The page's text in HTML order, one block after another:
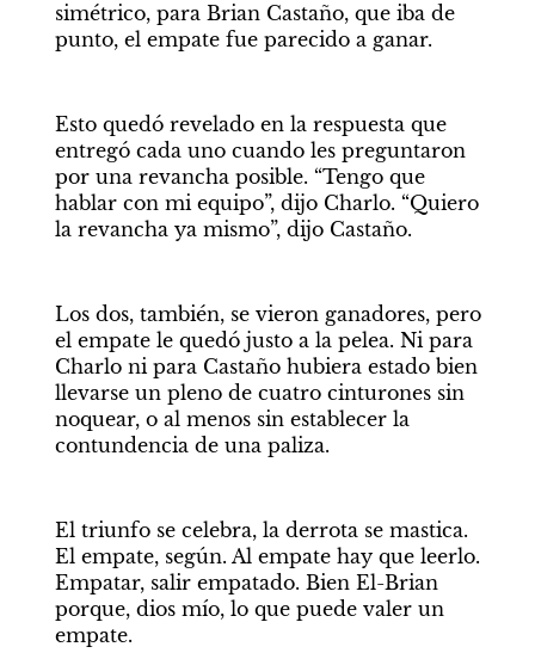
simétrico, para Brian Castaño, que iba de
punto, el empate fue parecido a ganar.
Esto quedó revelado en la respuesta que
entregó cada uno cuando les preguntaron
por una revancha posible. “Tengo que
hablar con mi equipo”, dijo Charlo. “Quiero
la revancha ya mismo”, dijo Castaño.
Los dos, también, se vieron ganadores, pero
el empate le quedó justo a la pelea. Ni para
Charlo ni para Castaño hubiera estado bien
llevarse un pleno de cuatro cinturones sin
noquear, o al menos sin establecer la
contundencia de una paliza.
El triunfo se celebra, la derrota se mastica.
El empate, según. Al empate hay que leerlo.
Empatar, salir empatado. Bien El-Brian
porque, dios mío, lo que puede valer un
empate.